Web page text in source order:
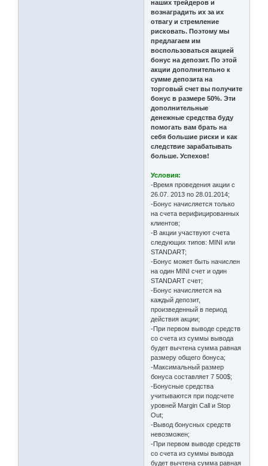
наших трейдеров и
вознаградить их за их
отвагу и стремление
рисковать. Поэтому мы
предлагаем им
воспользоваться акцией
бонус на депозит. По этой
акции дополнительно к
сумме депозита на
торговый счет вы получите
бонус в размере 50%. Эти
дополнительные
денежные средства буду
помогать вам брать на
себя большие риски и как
следствие зарабатывать
больше. Успехов!
Условия:
-Время проведения акции с
26.07. 2013 по 28.01.2014;
-Бонус начисляется только
на счета верифицированных
клиентов;
-В акции участвуют счета
следующих типов: MINI или
STANDART;
-Бонус может быть начислен
на один MINI счет и один
STANDART счет;
-Бонус начисляется на
каждый депозит,
произведенный в период
действия акции;
-При первом выводе средств
со счета из суммы вывода
будет вычтена сумма равная
размеру общего бонуса;
-Максимальный размер
бонуса составляет 7 500$;
-Бонусные средства
учитываются при подсчете
уровней Margin Call и Stop
Out;
-Вывод бонусных средств
невозможен;
-При первом выводе средств
со счета из суммы вывода
будет вычтена сумма равная